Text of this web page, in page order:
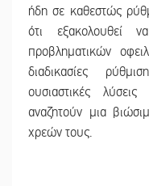
ήδη σε καθεστώς
ότι εξακολουθεί
προβληματικών
διαδικασίες
ουσιαστικές
αναζητούν μια
χρεών τους.